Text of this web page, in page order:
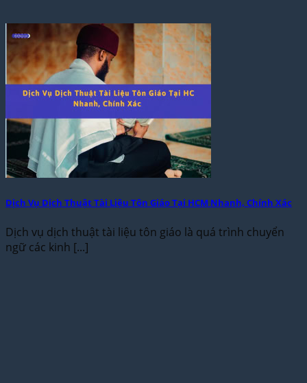
Dịch Vụ Dịch Thuật Tài Liệu Tôn Giáo Tại HCM Nhanh, Chính Xác
Dịch vụ dịch thuật tài liệu tôn giáo là quá trình chuyển
ngữ các kinh [...]